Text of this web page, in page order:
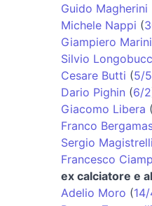
Guido Magherini
Michele Nappi (
Giampiero Marini
Silvio
Cesare Butti (5/5
Dario Pighin (6/2
Giacomo Libera (
Franco
Sergio Magistrelli
Francesco
ex calciatore e
Adelio Moro (